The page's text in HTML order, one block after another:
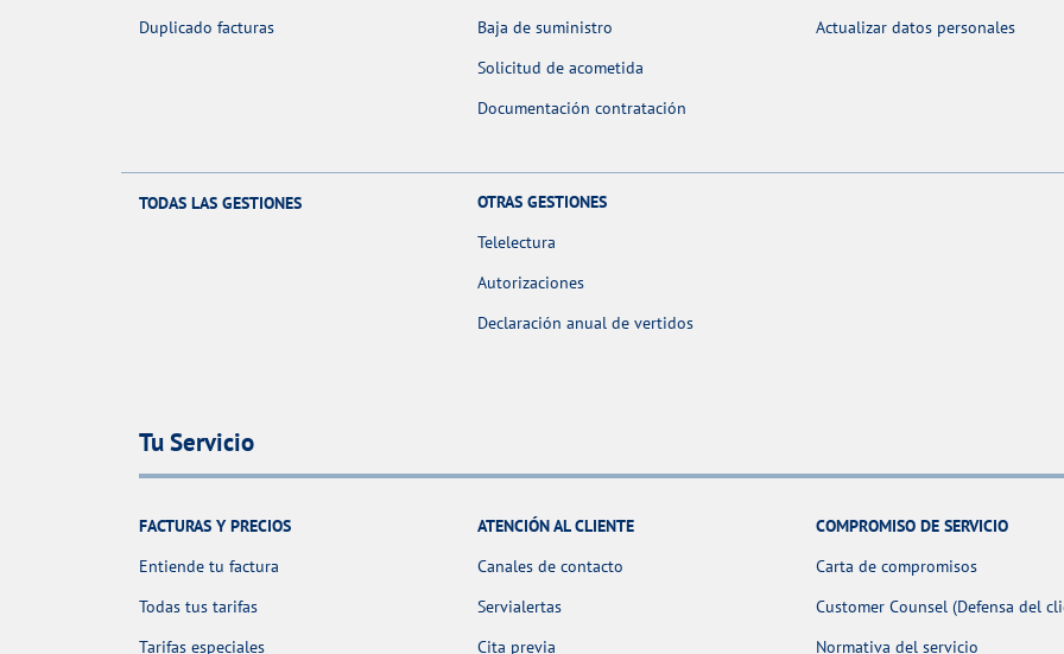
Duplicado facturas
Baja de suministro
Solicitud de acometida
Documentación contratación
Actualizar datos personales
TODAS LAS GESTIONES
OTRAS GESTIONES
Telelectura
Autorizaciones
Declaración anual de vertidos
Tu Servicio
FACTURAS Y PRECIOS
Entiende tu factura
Todas tus tarifas
Tarifas especiales
ATENCIÓN AL CLIENTE
Canales de contacto
Servialertas
Cita previa
COMPROMISO DE SERVICIO
Carta de compromisos
Customer Counsel (Defensa del
Normativa del servicio